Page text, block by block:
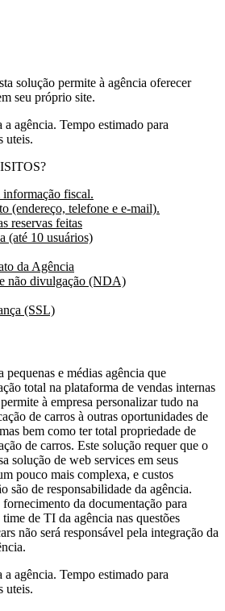
solução permite à agência oferecer
seu próprio site.
agência. Tempo estimado para
uteis.
fiscal.
(endereço, telefone e e-mail).
reservas feitas
(até 10 usuários)
da Agência
não divulgação (NDA)
(SSL)
pequenas e médias agência que
total na plataforma de vendas internas
à empresa personalizar tudo na
de carros à outras oportunidades de
bem como ter total propriedade de
de carros. Este solução requer que o
solução de web services em seus
pouco mais complexa, e custos
são de responsabilidade da agência.
da documentação para
de TI da agência nas questões
não será responsável pela integração da
agência. Tempo estimado para
uteis.